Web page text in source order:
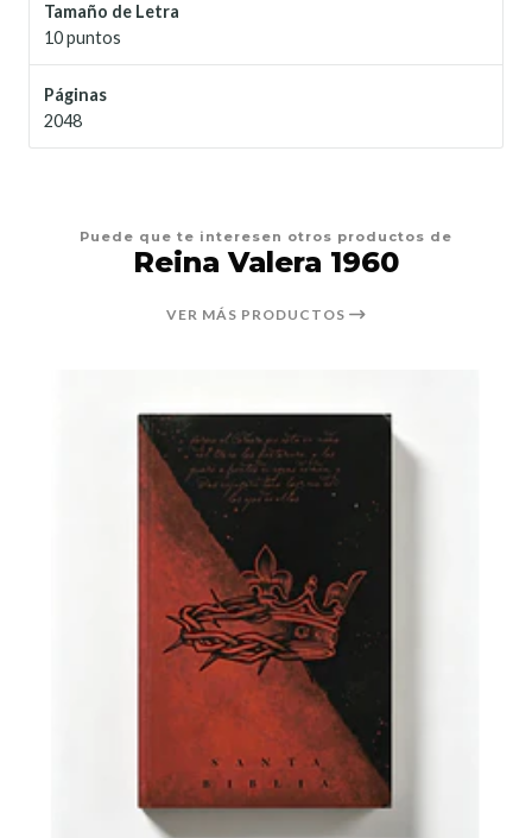
Tamaño de Letra
10 puntos
Páginas
2048
Puede que te interesen otros productos de
Reina Valera 1960
VER MÁS PRODUCTOS